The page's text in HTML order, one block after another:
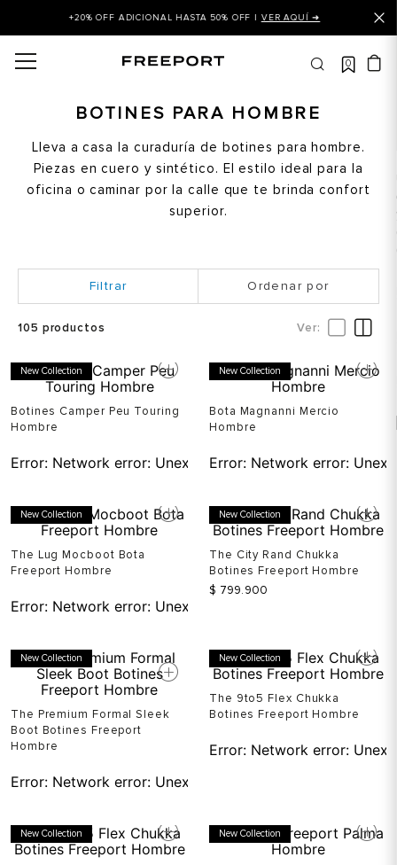
+20% OFF ADICIONAL HASTA 50% OFF | VER AQUÍ ➜
0
BOTINES PARA HOMBRE
Lleva a casa la curaduría de botines para hombre.
Piezas en cuero y sintético. El estilo ideal para la
oficina o caminar por la calle que te brinda confort
superior.
Ordenar por
105 productos
New Collection
Botines Camper Peu Touring
Hombre
Error: Network error: Unexpected token T in JSON at
New Collection
Bota Magnanni Mercio
Hombre
Error: Network error:
New Collection
The Lug Mocboot Bota
Freeport Hombre
Error: Network error: Unexpected token T in JSON at
New Collection
The City Rand Chukka
Botines Freeport Hombre
$ 799.900
New Collection
The Premium Formal Sleek
Boot Botines Freeport
Hombre
Error: Network error: Unexpected token T in JSON at
New Collection
The 9to5 Flex Chukka
Botines Freeport Hombre
Error: Network error:
New Collection New Collection
balance 327
tommy hilfiger
mujer